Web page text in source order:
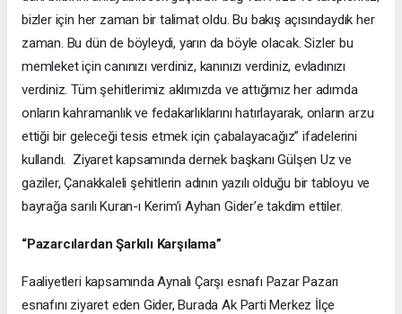
bizler için her zaman bir talimat oldu. Bu bakış açısındaydık her
zaman. Bu dün de böyleydi, yarın da böyle olacak. Sizler bu
memleket için canınızı verdiniz, kanınızı verdiniz, evladınızı
verdiniz. Tüm şehitlerimiz aklımızda ve attığımız her adımda
onların kahramanlık ve fedakarlıklarını hatırlayarak, onların arzu
ettiği bir geleceği tesis etmek için çabalayacağız” ifadelerini
kullandı. Ziyaret kapsamında dernek başkanı Gülşen Uz ve
gaziler, Çanakkaleli şehitlerin adının yazılı olduğu bir tabloyu ve
bayrağa sarılı Kuran-ı Kerim’i Ayhan Gider’e takdim ettiler.
“Pazarcılardan Şarkılı Karşılama”
Faaliyetleri kapsamında Aynalı Çarşı esnafı Pazar Pazarı
esnafını ziyaret eden Gider, Burada Ak Parti Merkez İlçe